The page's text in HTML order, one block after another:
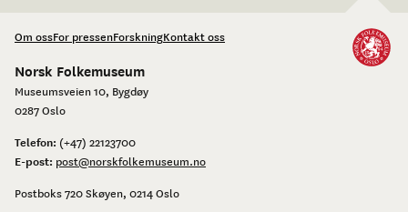
Om ossFor pressenForskningKontakt oss
Norsk Folkemuseum
Museumsveien 10, Bygdøy
0287 Oslo
Telefon: (+47) 22123700
E-post: post@norskfolkemuseum.no
Postboks 720 Skøyen, 0214 Oslo